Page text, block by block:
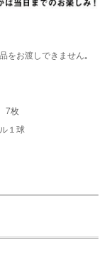
をお渡しできません｡
7枚
１球